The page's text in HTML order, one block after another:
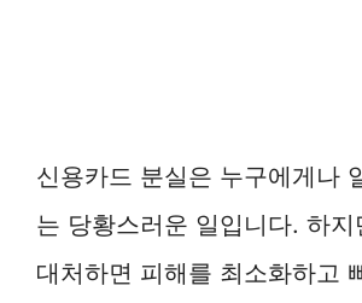
신용카드 분실은 누구에게나
는 당황스러운 일입니다. 하지
대처하면 피해를 최소화하고